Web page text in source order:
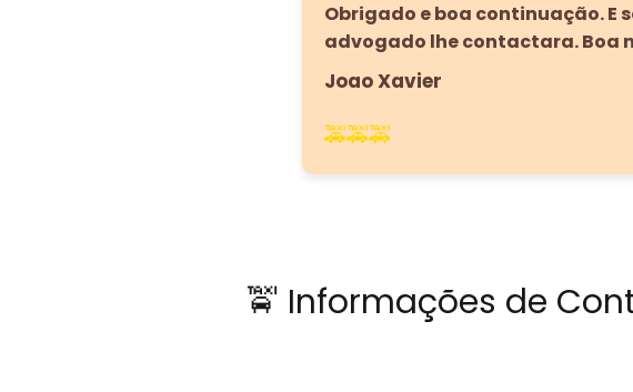
Obrigado e boa continuação. E
advogado lhe contactara. Boa
Joao Xavier
🚕🚕🚕